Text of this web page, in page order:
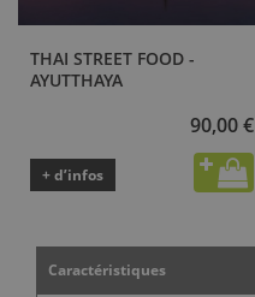
THAI STREET FOOD -
AYUTTHAYA
90,00 €
+ d’infos
Caractéristiques